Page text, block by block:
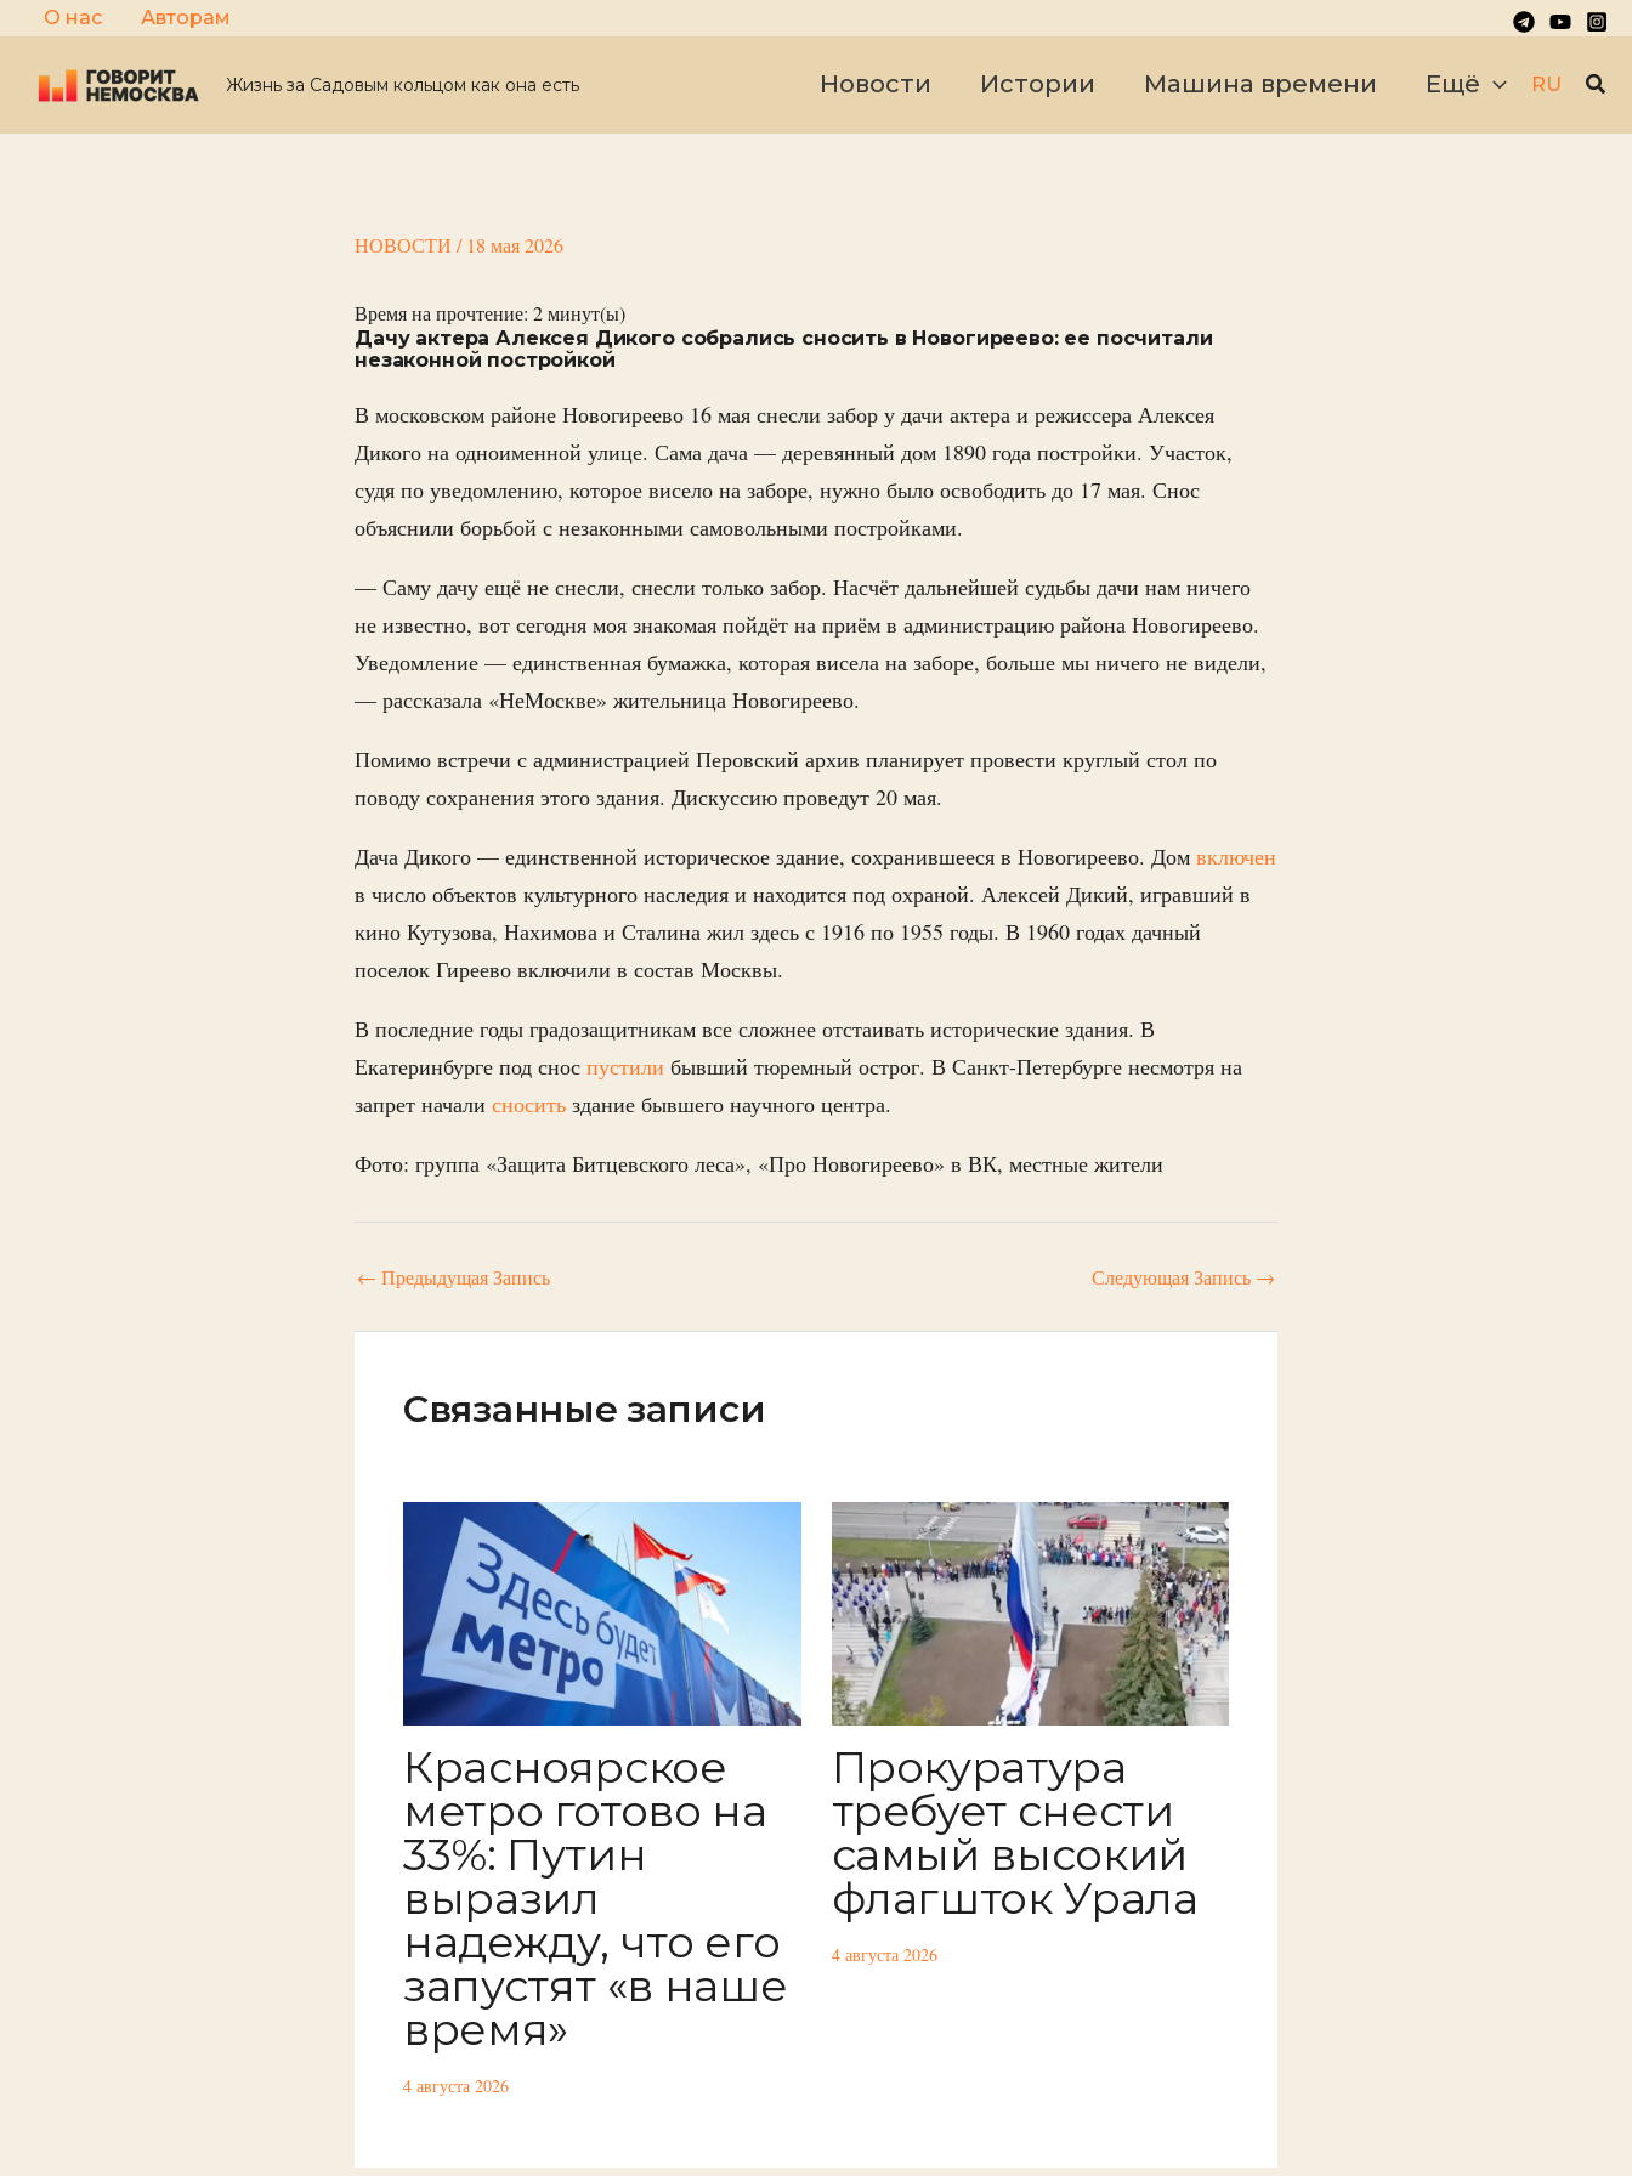
Перейти
к
содержимому
О нас Авторам
Жизнь за Садовым кольцом как она есть Новости Истории Машина времени Ещё RU
НОВОСТИ / 18 мая 2026
Время на прочтение: 2минут(ы)
Дачу актера Алексея Дикого собрались сносить в Новогиреево: ее посчитали
незаконной постройкой
В московском районе Новогиреево 16 мая снесли забор у дачи актера и режиссера Алексея
Дикого на одноименной улице. Сама дача — деревянный дом 1890 года постройки. Участок,
судя по уведомлению, которое висело на заборе, нужно было освободить до 17 мая. Снос
объяснили борьбой с незаконными самовольными постройками.
— Саму дачу ещё не снесли, снесли только забор. Насчёт дальнейшей судьбы дачи нам ничего
не известно, вот сегодня моя знакомая пойдёт на приём в администрацию района Новогиреево.
Уведомление — единственная бумажка, которая висела на заборе, больше мы ничего не видели,
— рассказала «НеМоскве» жительница Новогиреево.
Помимо встречи с администрацией Перовский архив планирует провести круглый стол по
поводу сохранения этого здания. Дискуссию проведут 20 мая.
Дача Дикого — единственной историческое здание, сохранившееся в Новогиреево. Дом включен
в число объектов культурного наследия и находится под охраной. Алексей Дикий, игравший в
кино Кутузова, Нахимова и Сталина жил здесь с 1916 по 1955 годы. В 1960 годах дачный
поселок Гиреево включили в состав Москвы.
В последние годы градозащитникам все сложнее отстаивать исторические здания. В
Екатеринбурге под снос пустили бывший тюремный острог. В Санкт-Петербурге несмотря на
запрет начали сносить здание бывшего научного центра.
Фото: группа «Защита Битцевского леса», «Про Новогиреево» в ВК, местные жители
← Предыдущая Запись Следующая Запись →
Связанные записи
Красноярское
метро готово на
33%: Путин
выразил
надежду, что его
запустят «в наше
время»
4 августа 2026
Прокуратура
требует снести
самый высокий
флагшток Урала
4 августа 2026